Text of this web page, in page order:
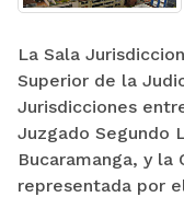
La Sala
Superior de la
Jurisdicciones
Juzgado Segundo
Bucaramanga, y la
representada por